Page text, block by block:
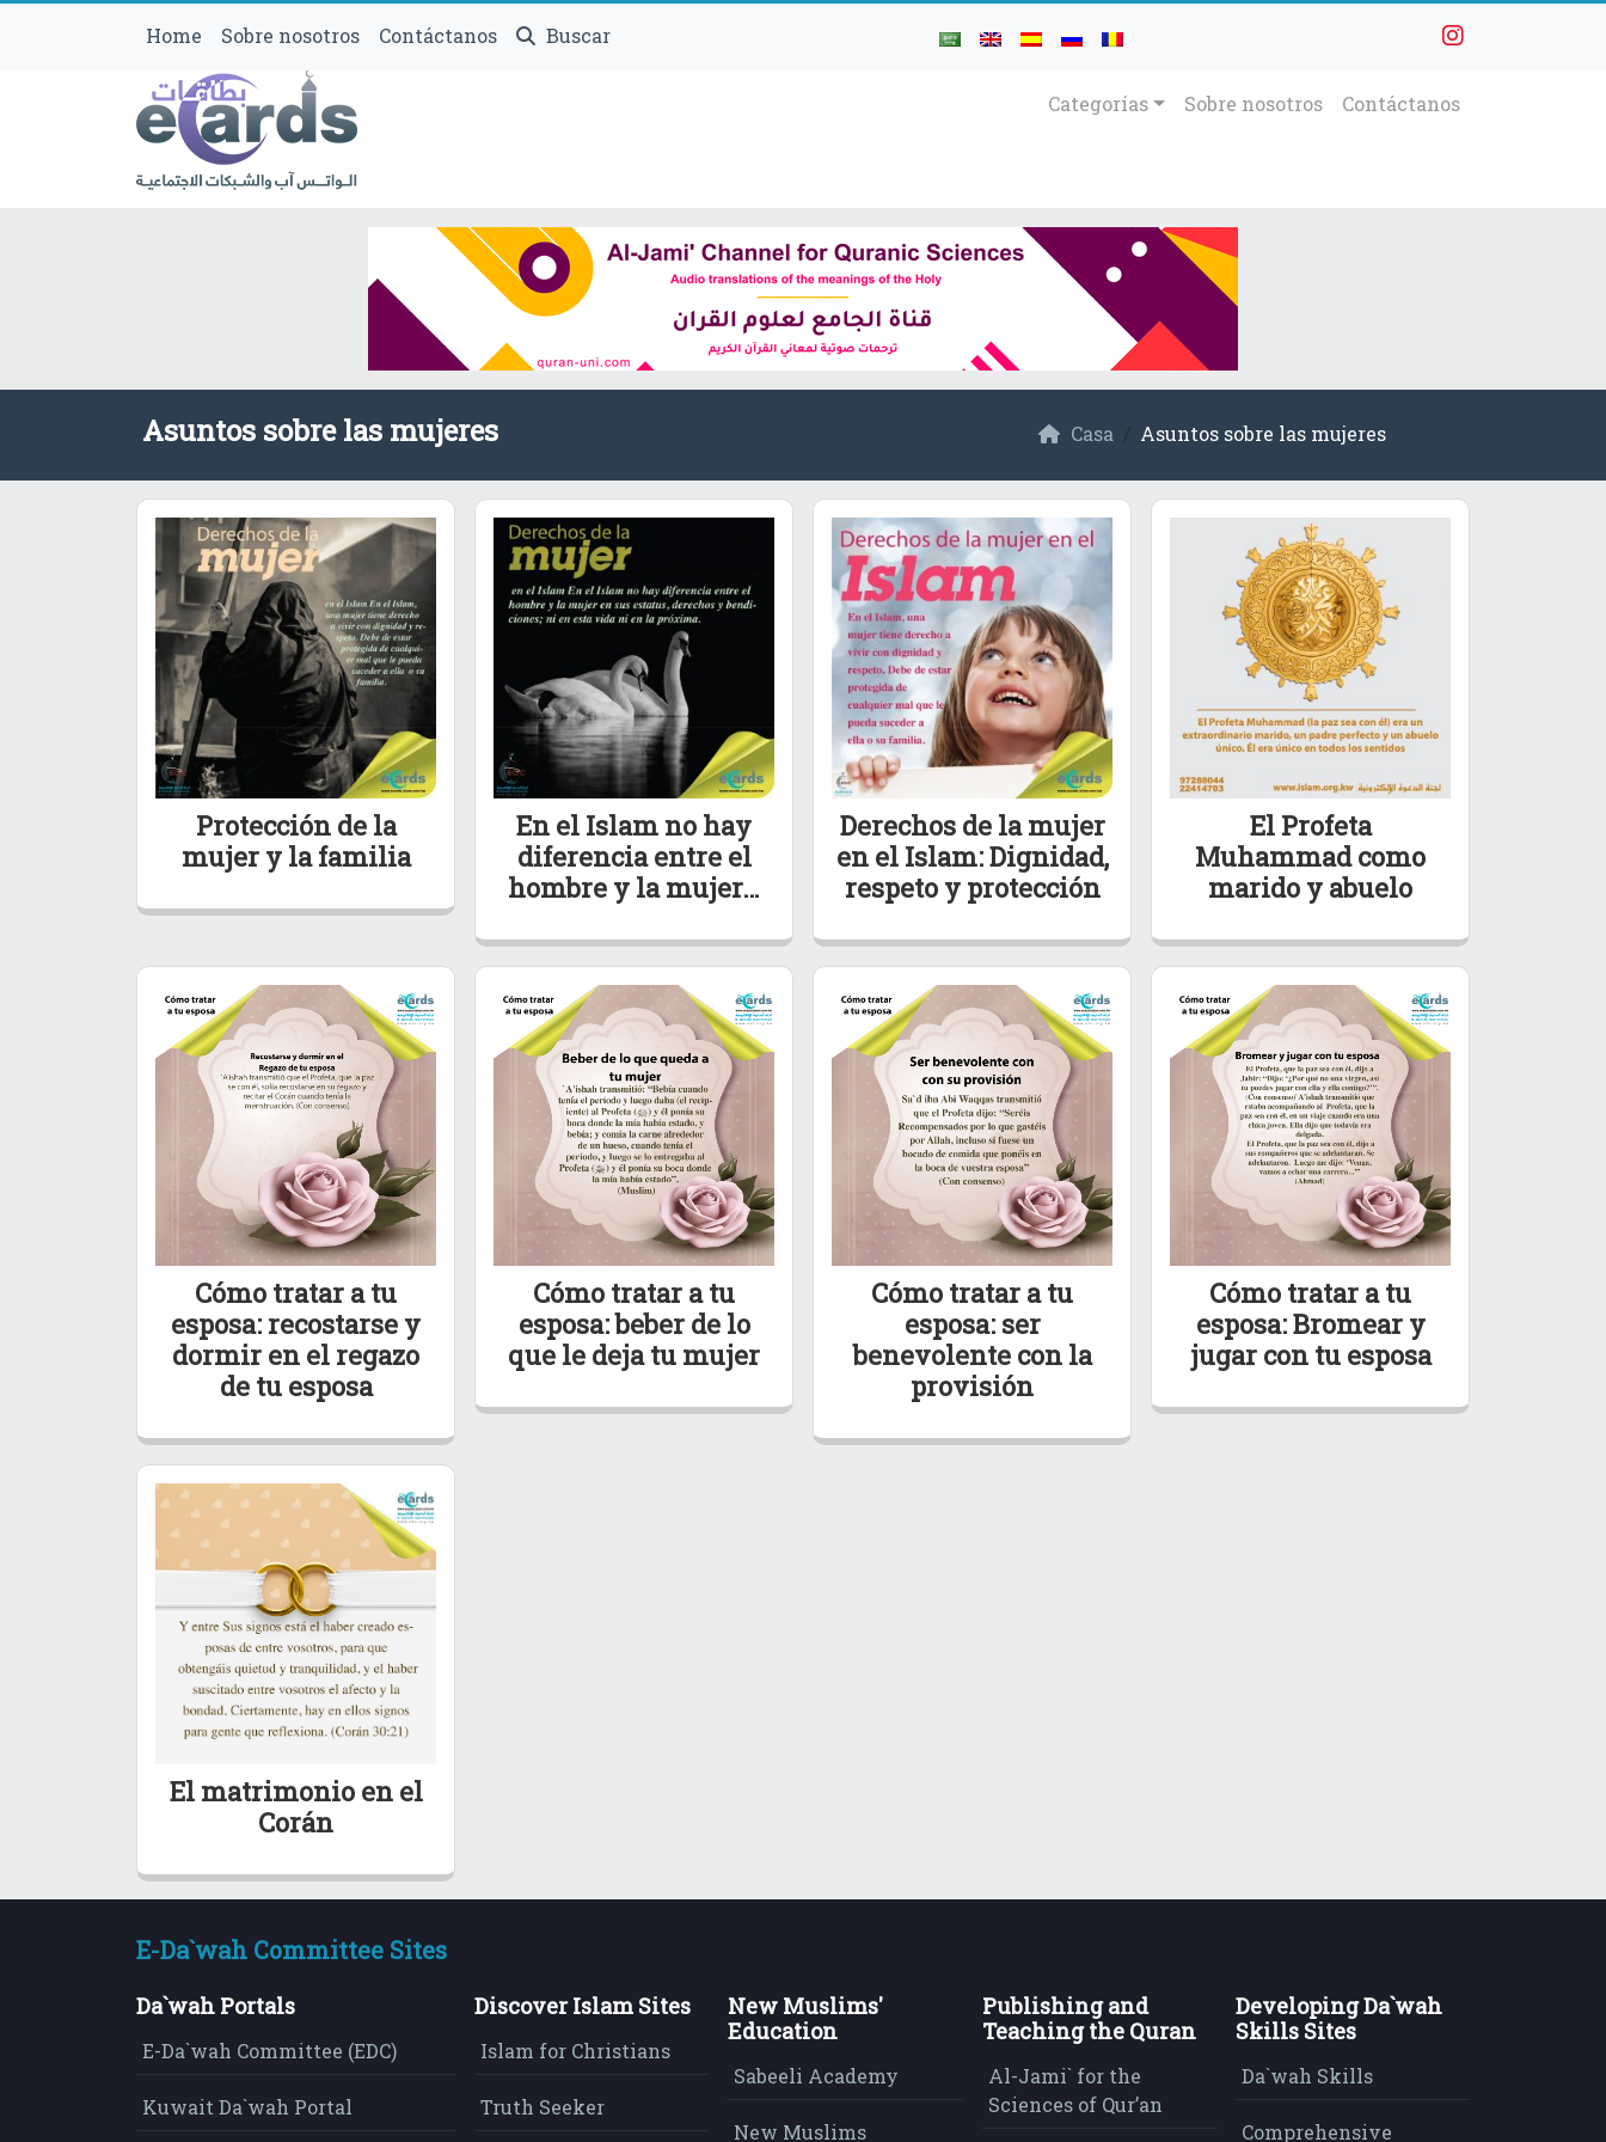
Home Sobre nosotros Contáctanos Buscar
Categorías Sobre nosotros Contáctanos
Asuntos sobre las mujeres Casa Asuntos sobre las mujeres
Protección de la
mujer y la familia
En el Islam no hay
diferencia entre el
hombre y la mujer…
Derechos de la mujer
en el Islam: Dignidad,
respeto y protección
El Profeta
Muhammad como
marido y abuelo
Cómo tratar a tu
esposa: recostarse y
dormir en el regazo
de tu esposa
Cómo tratar a tu
esposa: beber de lo
que le deja tu mujer
Cómo tratar a tu
esposa: ser
benevolente con la
provisión
Cómo tratar a tu
esposa: Bromear y
jugar con tu esposa
El matrimonio en el
Corán
E-Da`wah Committee Sites
Da`wah Portals
E-Da`wah Committee (EDC)
Kuwait Da`wah Portal
Discover Islam Sites
Islam for Christians
Truth Seeker
New Muslims'
Education
Sabeeli Academy
New Muslims
Publishing and
Teaching the Quran
Al-Jami` for the
Sciences of Qur’an
Developing Da`wah
Skills Sites
Da`wah Skills
Comprehensive